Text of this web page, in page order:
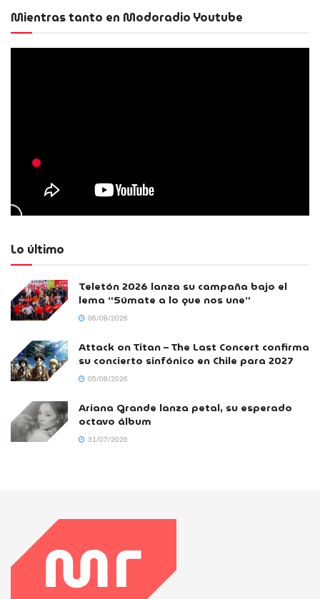
Mientras tanto en Modoradio Youtube
Lo último
Teletón 2026 lanza su campaña bajo el
lema “Súmate a lo que nos une”
06/08/2026
Attack on Titan – The Last Concert confirma
su concierto sinfónico en Chile para 2027
05/08/2026
Ariana Grande lanza petal, su esperado
octavo álbum
31/07/2026